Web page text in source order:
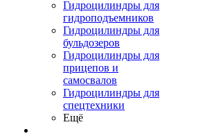
Гидроцилиндры для
гидроподъемников
Гидроцилиндры для
бульдозеров
Гидроцилиндры для
прицепов и
самосвалов
Гидроцилиндры для
спецтехники
Ещё